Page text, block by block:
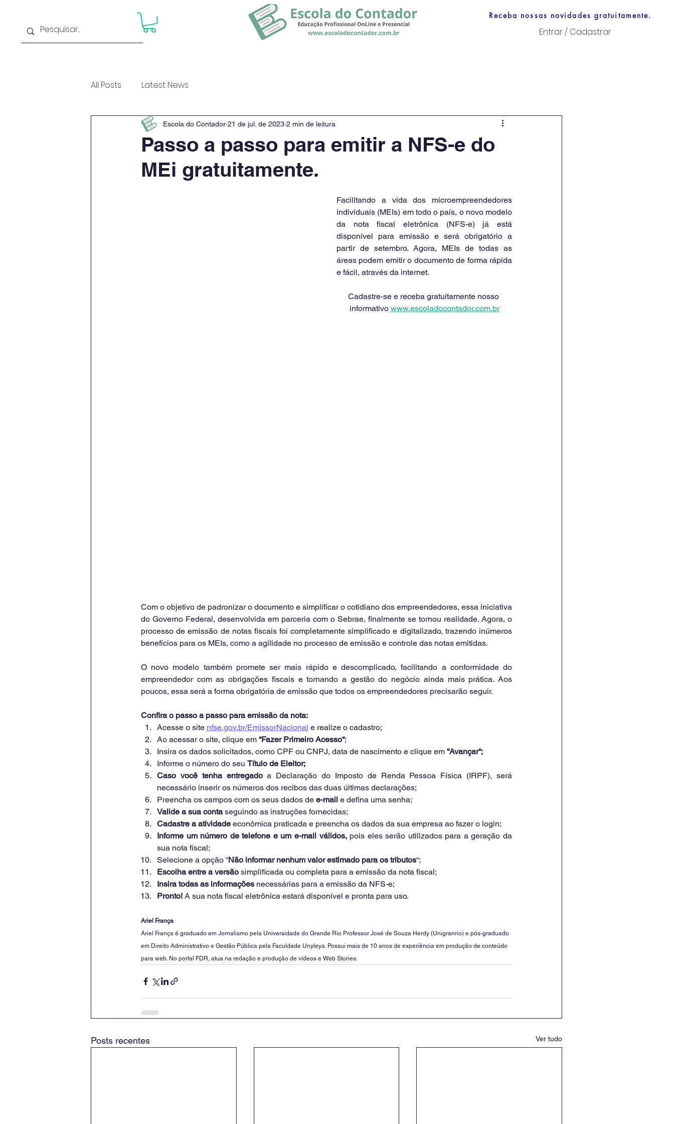
Receba nossas novidades gratuitamente.
Entrar / Cadastrar
All Posts Latest News
Passo a passo para emitir a NFS-e do
MEi gratuitamente.
Escola do Contador 21 de jul. de 2023 2 min de leitura
Facilitando a vida dos microempreendedores
individuais (MEIs) em todo o país, o novo modelo
da nota fiscal eletrônica (NFS-e) já está
disponível para emissão e será obrigatório a
partir de setembro. Agora, MEIs de todas as
áreas podem emitir o documento de forma rápida
e fácil, através da internet.
Cadastre-se e receba gratuitamente nosso
informativo www.escoladocontador.com.br
Com o objetivo de padronizar o documento e simplificar o cotidiano dos empreendedores, essa iniciativa
do Governo Federal, desenvolvida em parceria com o Sebrae, finalmente se tornou realidade. Agora, o
processo de emissão de notas fiscais foi completamente simplificado e digitalizado, trazendo inúmeros
benefícios para os MEIs, como a agilidade no processo de emissão e controle das notas emitidas.
O novo modelo também promete ser mais rápido e descomplicado, facilitando a conformidade do
empreendedor com as obrigações fiscais e tornando a gestão do negócio ainda mais prática. Aos
poucos, essa será a forma obrigatória de emissão que todos os empreendedores precisarão seguir.
Confira o passo a passo para emissão da nota:
Acesse o site nfse.gov.br/EmissorNacional e realize o cadastro;
Ao acessar o site, clique em “Fazer Primeiro Acesso“;
Insira os dados solicitados, como CPF ou CNPJ, data de nascimento e clique em “Avançar“;
Informe o número do seu Título de Eleitor;
Caso você tenha entregado a Declaração do Imposto de Renda Pessoa Física (IRPF), será
necessário inserir os números dos recibos das duas últimas declarações;
Preencha os campos com os seus dados de e-mail e defina uma senha;
Valide a sua conta seguindo as instruções fornecidas;
Cadastre a atividade econômica praticada e preencha os dados da sua empresa ao fazer o login;
Informe um número de telefone e um e-mail válidos, pois eles serão utilizados para a geração da
sua nota fiscal;
Selecione a opção “Não informar nenhum valor estimado para os tributos“;
Escolha entre a versão simplificada ou completa para a emissão da nota fiscal;
Insira todas as informações necessárias para a emissão da NFS-e;
Pronto! A sua nota fiscal eletrônica estará disponível e pronta para uso.
Ariel França
Ariel França é graduado em Jornalismo pela Universidade do Grande Rio Professor José de Souza Herdy (Unigranrio) e pós-graduado
em Direito Administrativo e Gestão Pública pela Faculdade Unyleya. Possui mais de 10 anos de experiência em produção de conteúdo
para web. No portal FDR, atua na redação e produção de vídeos e Web Stories.
Posts recentes Ver tudo